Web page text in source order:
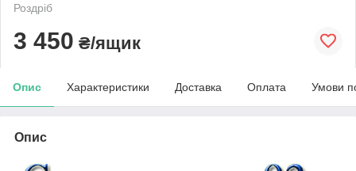
Роздріб
3 450 ₴/ящик
Опис Характеристики Доставка Оплата Умови
Опис